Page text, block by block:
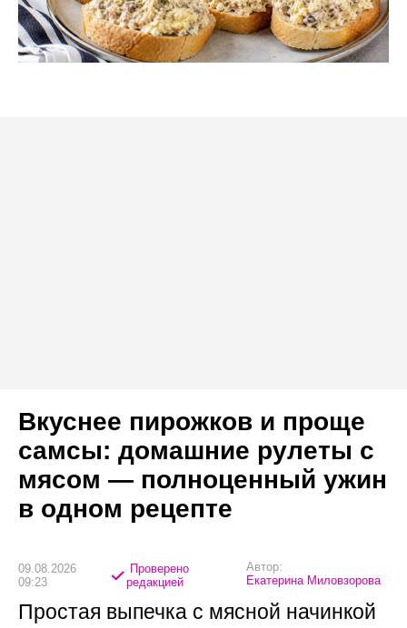
Вкуснее пирожков и проще
самсы: домашние рулеты с
мясом — полноценный ужин
в одном рецепте
09.08.2026
09:23
Проверено
редакцией
Автор:
Екатерина Миловзорова
Простая выпечка с мясной начинкой